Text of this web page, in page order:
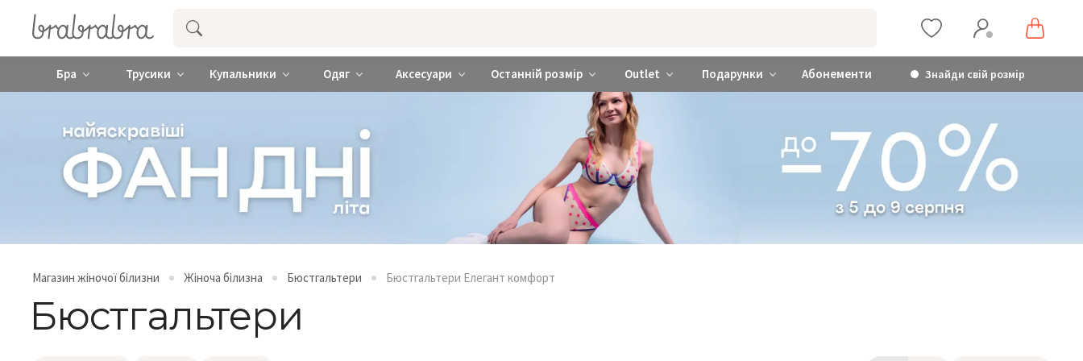
Купити нижню жіночу білизну ❤️ brabrabra ❤️ Київ та Україна
Бра Трусики Купальники Одяг Аксесуари Останній розмір Outlet Подарунки Абонементи Знайди свій розмір
Магазин жіночої білизни Жіноча білизна Бюстгальтери Бюстгальтери Елегант комфорт
Бюстгальтери